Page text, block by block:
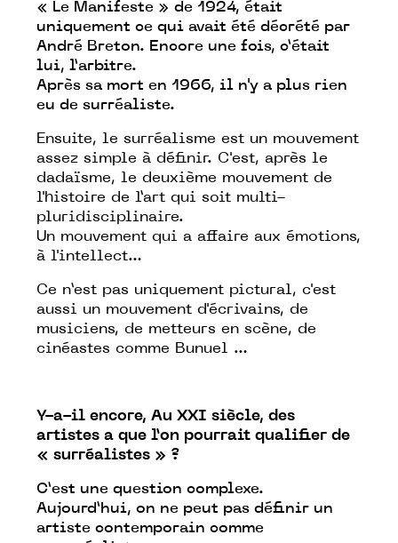
« Le Manifeste » de 1924, était
uniquement ce qui avait été décrété par
André Breton. Encore une fois, c’était
lui, l’arbitre.
Après sa mort en 1966, il n'y a plus rien
eu de surréaliste.
Ensuite, le surréalisme est un mouvement
assez simple à définir. C'est, après le
dadaïsme, le deuxième mouvement de
l'histoire de l’art qui soit multi-
pluridisciplinaire.
Un mouvement qui a affaire aux émotions,
à l'intellect…
Ce n’est pas uniquement pictural, c'est
aussi un mouvement d'écrivains, de
musiciens, de metteurs en scène, de
cinéastes comme Bunuel …
Y-a-il encore, Au XXI siècle, des
artistes a que l’on pourrait qualifier de
« surréalistes » ?
C’est une question complexe.
Aujourd’hui, on ne peut pas définir un
artiste contemporain comme